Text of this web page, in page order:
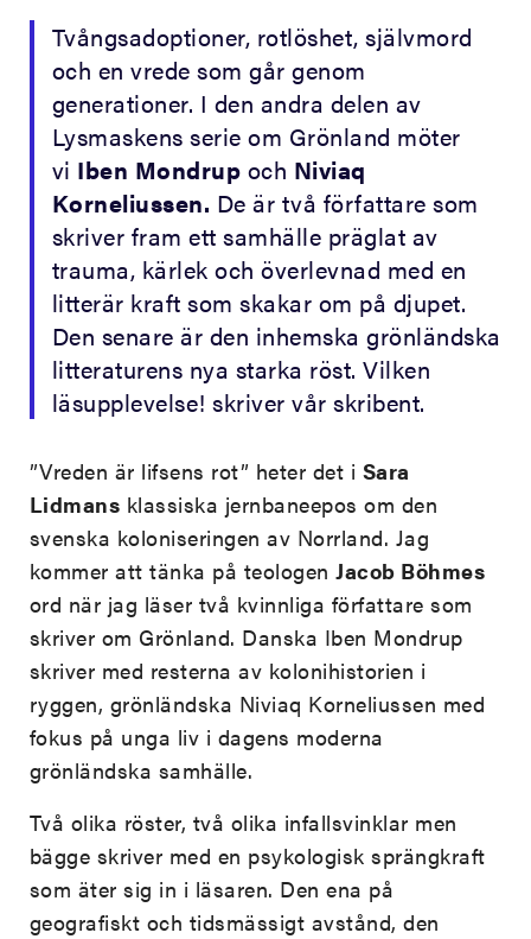
Tvångsadoptioner, rotlöshet, självmord
och en vrede som går genom
generationer. I den andra delen av
Lysmaskens serie om Grönland möter
vi Iben Mondrup och Niviaq
Korneliussen. De är två författare som
skriver fram ett samhälle präglat av
trauma, kärlek och överlevnad med en
litterär kraft som skakar om på djupet.
Den senare är den inhemska grönländska
litteraturens nya starka röst. Vilken
läsupplevelse! skriver vår skribent.
”Vreden är lifsens rot” heter det i Sara
Lidmans klassiska jernbaneepos om den
svenska koloniseringen av Norrland. Jag
kommer att tänka på teologenJacob Böhmes
ord när jag läser två kvinnliga författare som
skriver om Grönland. Danska Iben Mondrup
skriver med resterna av kolonihistorien i
ryggen, grönländska Niviaq Korneliussen med
fokus på unga liv i dagens moderna
grönländska samhälle.
Två olika röster, två olika infallsvinklar men
bägge skriver med en psykologisk sprängkraft
som äter sig in i läsaren. Den ena på
geografiskt och tidsmässigt avstånd, den